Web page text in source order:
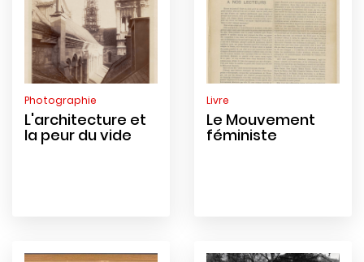
Photographie
L'architecture et
la peur du vide
Livre
Le Mouvement
féministe